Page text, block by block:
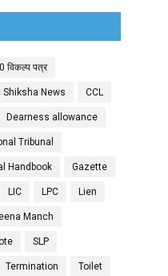
विकल्प पत्र
Shiksha News CCL
Dearness allowance
Tribunal
Handbook Gazette
LIC LPC Lien
Manch
SLP
Termination Toilet